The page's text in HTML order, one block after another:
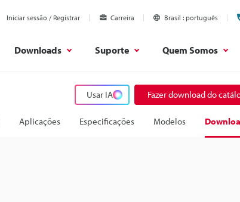
Iniciar sessão / Registrar Carreira Brasil português
Downloads Suporte Quem Somos
Usar IA Fazer download do
Aplicações Especificações Modelos